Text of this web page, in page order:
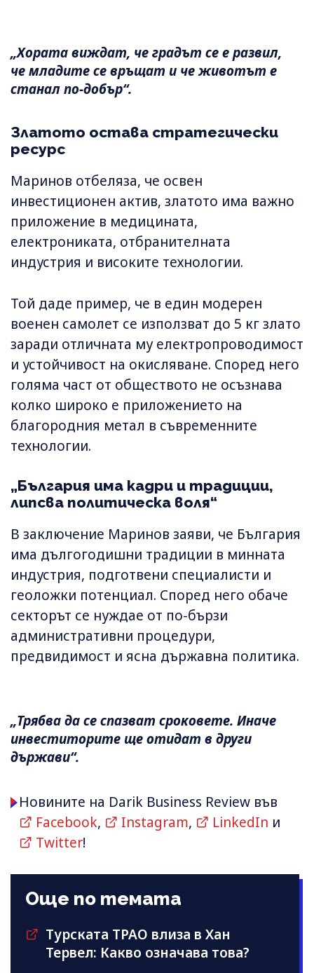
„Хората виждат, че градът се е развил,
че младите се връщат и че животът е
станал по-добър“.
Златото остава стратегически
ресурс
Маринов отбеляза, че освен
инвестиционен актив, златото има важно
приложение в медицината,
електрониката, отбранителната
индустрия и високите технологии.
Той даде пример, че в един модерен
военен самолет се използват до 5 кг злато
заради отличната му електропроводимост
и устойчивост на окисляване. Според него
голяма част от обществото не осъзнава
колко широко е приложението на
благородния метал в съвременните
технологии.
„България има кадри и традиции,
липсва политическа воля“
В заключение Маринов заяви, че България
има дългогодишни традиции в минната
индустрия, подготвени специалисти и
геоложки потенциал. Според него обаче
секторът се нуждае от по-бързи
административни процедури,
предвидимост и ясна държавна политика.
„Трябва да се спазват сроковете. Иначе
инвеститорите ще отидат в други
държави“.
Новините на Darik Business Review във
Facebook, Instagram, LinkedIn и
Twitter!
Още по темата
Турската TPAO влиза в Хан
Тервел: Какво означава това?